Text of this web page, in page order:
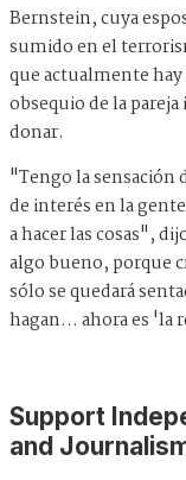
Bernstein, cuya
sumido en el
que actualmente
obsequio de la
donar.
"Tengo la sensación
de interés en la
a hacer las cosas",
algo bueno, porque
sólo se quedará
hagan… ahora es 'la
Support
and